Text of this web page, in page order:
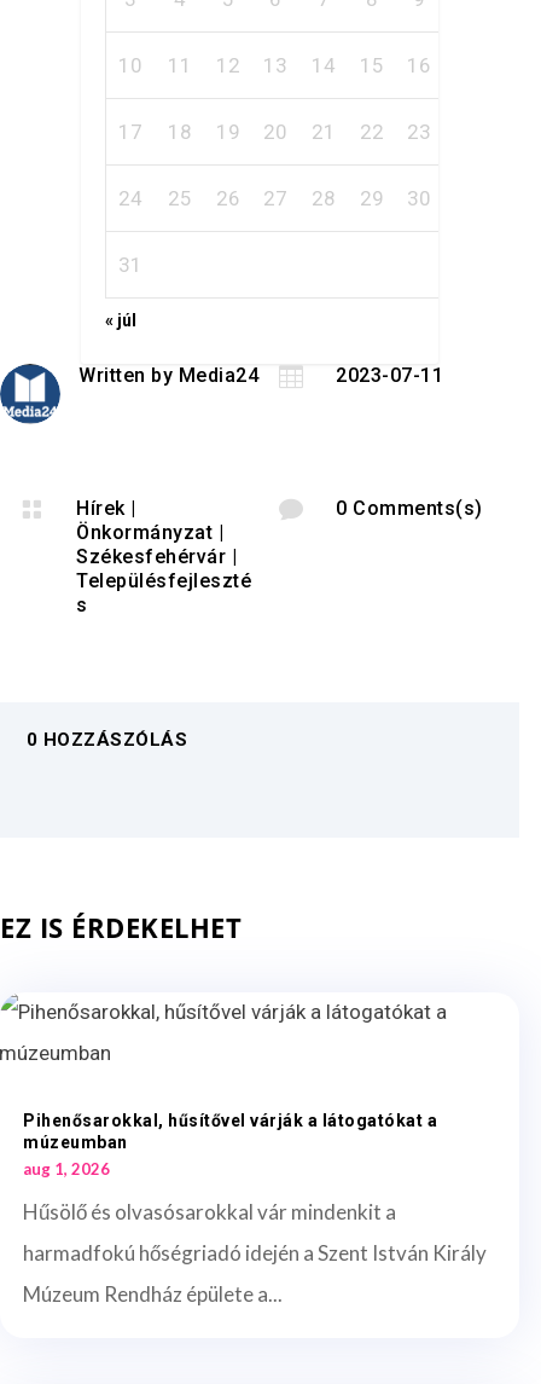
10 11 12 13 14 15 16
17 18 19 20 21 22 23
24 25 26 27 28 29 30
31
« júl
Written by Media24  2023-07-11
 Hírek|
Önkormányzat |
Székesfehérvár |
Településfejleszté
s
 0 Comments(s)
0 HOZZÁSZÓLÁS
EZ IS ÉRDEKELHET
Pihenősarokkal, hűsítővel várják a látogatókat a
múzeumban
aug 1, 2026
Hűsölő és olvasósarokkal vár mindenkit a
harmadfokú hőségriadó idején a Szent István Király
Múzeum Rendház épülete a...